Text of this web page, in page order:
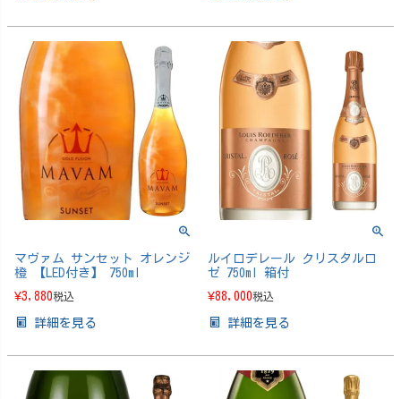
マヴァム サンセット オレンジ
橙 【LED付き】 750ml
¥3,880税込
詳細を見る
ルイロデレール クリスタルロ
ゼ 750ml 箱付
¥88,000税込
詳細を見る